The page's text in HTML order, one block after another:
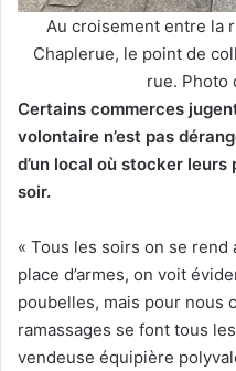
Au croisement entre la
Chaplerue, le point de
rue. Photo
Certains commerces
volontaire n’est pas
d’un local où stocker
soir.
« Tous les soirs on se
place d’armes, on voit
poubelles, mais pour nous
ramassages se font tous
vendeuse équipière